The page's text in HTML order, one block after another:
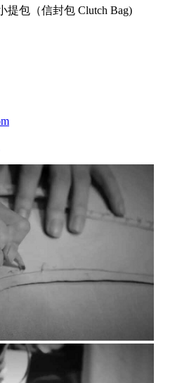
提包（信封包 Clutch Bag)